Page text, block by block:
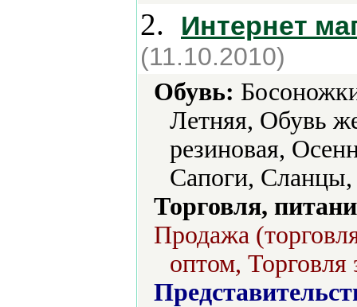
2. Интернет
(11.10.2010)
Обувь:
Летняя, Обувь
резиновая,
Сапоги,
Торговля,
Продажа
оптом, Торговля